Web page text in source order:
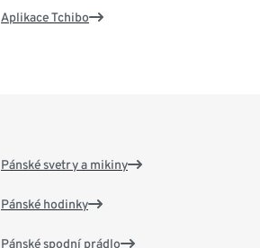
Aplikace Tchibo
Pánské svetry a mikiny
Pánské hodinky
Pánské spodní prádlo